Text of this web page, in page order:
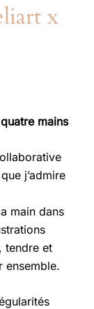
x
mains
que j’admire
main dans
tendre et
ensemble.